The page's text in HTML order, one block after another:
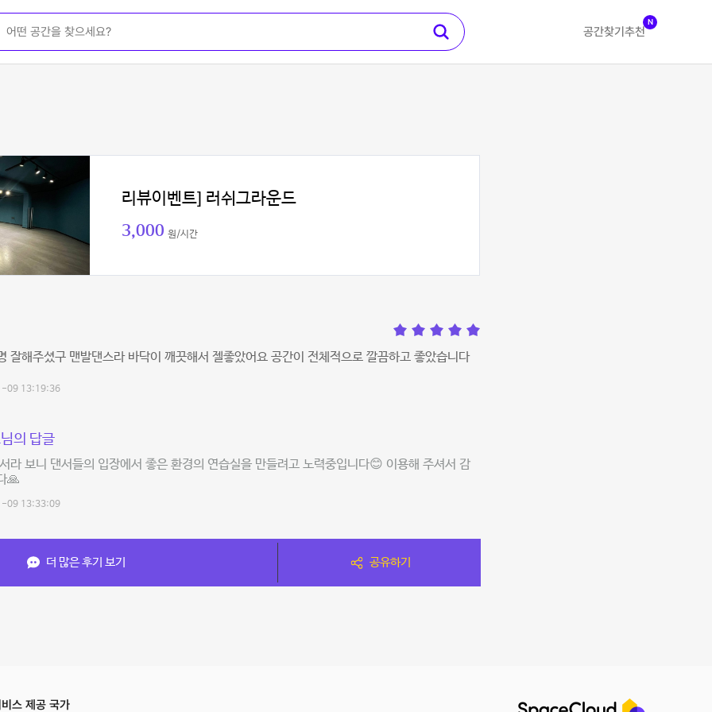
공간찾기 추천
N
리뷰이벤트] 러쉬그라운드
3,000 원/시간
잘해주셨구 맨발댄스라 바닥이 깨끗해서 젤좋았어요 공간이 전체적으로 깔끔하고 좋았습니다
09 13:19:36
의 답글
라 보니 댄서들의 입장에서 좋은 환경의 연습실을 만들려고 노력중입니다😊 이용해 주셔서 감
🙏
09 13:33:09
더 많은 후기 보기 공유하기
스 제공 국가